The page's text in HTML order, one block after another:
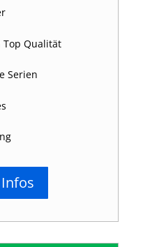
Top Qualität
Serien